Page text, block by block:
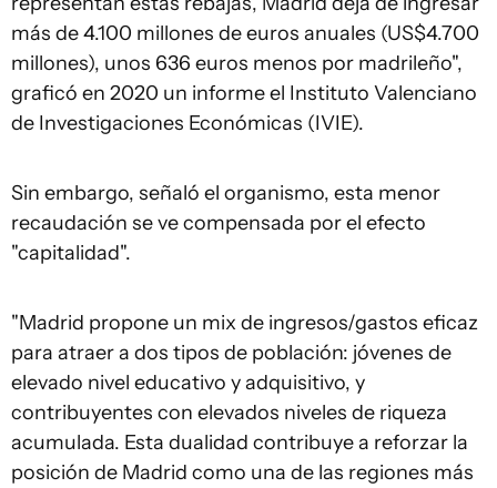
más de 4.100 millones de euros anuales (US$4.700
millones), unos 636 euros menos por madrileño",
graficó en 2020 un informe el Instituto Valenciano
de Investigaciones Económicas (IVIE).
Sin embargo, señaló el organismo, esta menor
recaudación se ve compensada por el efecto
"capitalidad".
"Madrid propone un mix de ingresos/gastos eficaz
para atraer a dos tipos de población: jóvenes de
elevado nivel educativo y adquisitivo, y
contribuyentes con elevados niveles de riqueza
acumulada. Esta dualidad contribuye a reforzar la
posición de Madrid como una de las regiones más